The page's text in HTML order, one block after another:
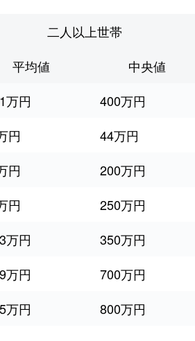
二人以上世帯
平均値
中央値
万円
400万円
円
44万円
円
200万円
円
250万円
万円
350万円
万円
700万円
万円 800万円